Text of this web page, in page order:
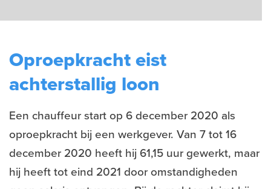
Oproepkracht eist
achterstallig loon
Een chauffeur start op 6 december 2020 als
oproepkracht bij een werkgever. Van 7 tot 16
december 2020 heeft hij 61,15 uur gewerkt, maar
hij heeft tot eind 2021 door omstandigheden